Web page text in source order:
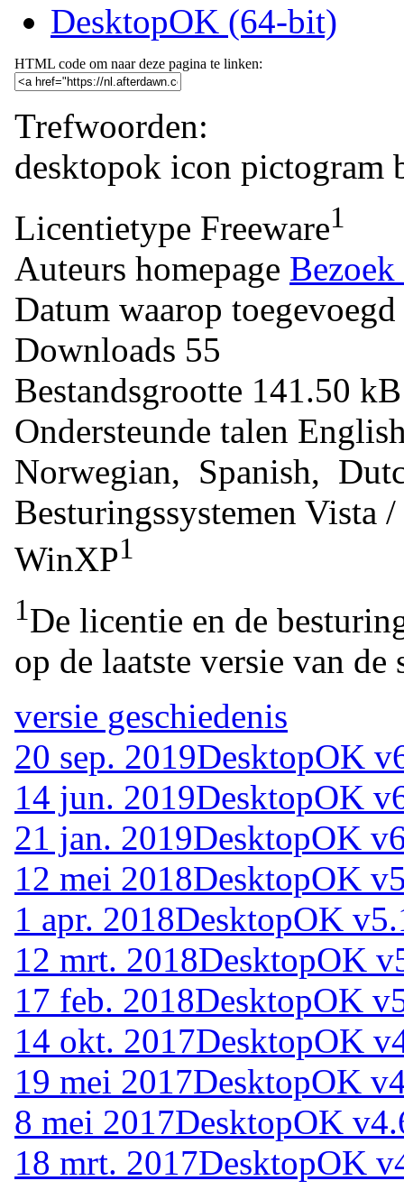
DesktopOK (64-bit)
HTML code om naar deze pagina te linken:
Trefwoorden:
desktopok icon pictogram
Licentietype Freeware1
Auteurs homepage
Datum waarop toegevoegd
Downloads 55
Bestandsgrootte 141.50
Ondersteunde talen
Norwegian, Spanish,
Besturingssystemen Vista
WinXP1
1De licentie en de
op de laatste versie van de
versie geschiedenis
20 sep. 2019DesktopOK
14 jun. 2019DesktopOK
21 jan. 2019DesktopOK
12 mei 2018DesktopOK
1 apr. 2018DesktopOK
12 mrt. 2018DesktopOK
17 feb. 2018DesktopOK
14 okt. 2017DesktopOK
19 mei 2017DesktopOK
8 mei 2017DesktopOK
18 mrt. 2017DesktopOK